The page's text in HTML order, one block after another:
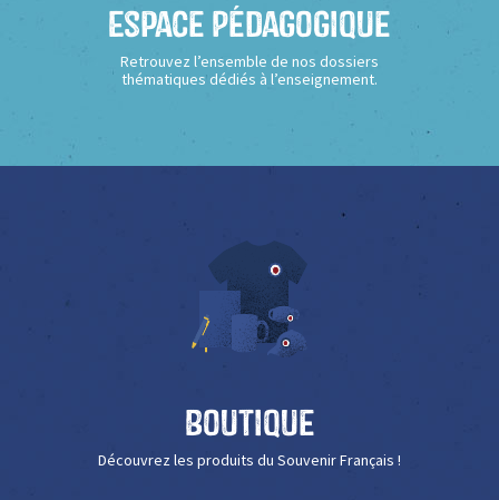
Espace Pédagogique
Retrouvez l’ensemble de nos dossiers
thématiques dédiés à l’enseignement.
Boutique
Découvrez les produits du Souvenir Français !